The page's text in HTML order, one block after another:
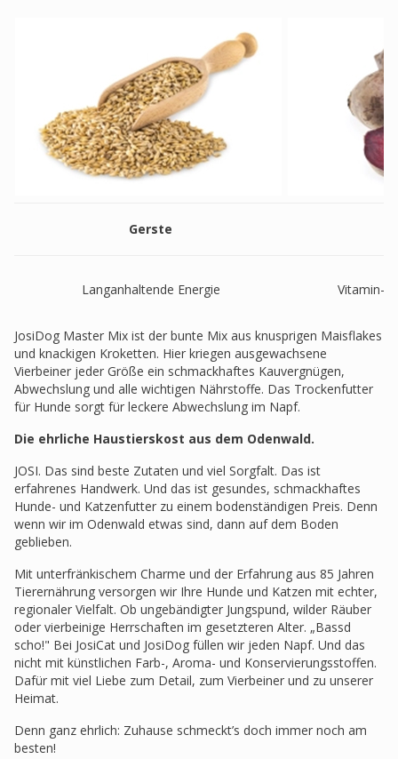
Gerste
Langanhaltende Energie Vitamin-
JosiDog Master Mix ist der bunte Mix aus knusprigen Maisflakes
und knackigen Kroketten. Hier kriegen ausgewachsene
Vierbeiner jeder Größe ein schmackhaftes Kauvergnügen,
Abwechslung und alle wichtigen Nährstoffe. Das Trockenfutter
für Hunde sorgt für leckere Abwechslung im Napf.
Die ehrliche Haustierskost aus dem Odenwald.
JOSI. Das sind beste Zutaten und viel Sorgfalt. Das ist
erfahrenes Handwerk. Und das ist gesundes, schmackhaftes
Hunde- und Katzenfutter zu einem bodenständigen Preis. Denn
wenn wir im Odenwald etwas sind, dann auf dem Boden
geblieben.
Mit unterfränkischem Charme und der Erfahrung aus 85 Jahren
Tierernährung versorgen wir Ihre Hunde und Katzen mit echter,
regionaler Vielfalt. Ob ungebändigter Jungspund, wilder Räuber
oder vierbeinige Herrschaften im gesetzteren Alter. „Bassd
scho!" Bei JosiCat und JosiDog füllen wir jeden Napf. Und das
nicht mit künstlichen Farb-, Aroma- und Konservierungsstoffen.
Dafür mit viel Liebe zum Detail, zum Vierbeiner und zu unserer
Heimat.
Denn ganz ehrlich: Zuhause schmeckt’s doch immer noch am
besten!